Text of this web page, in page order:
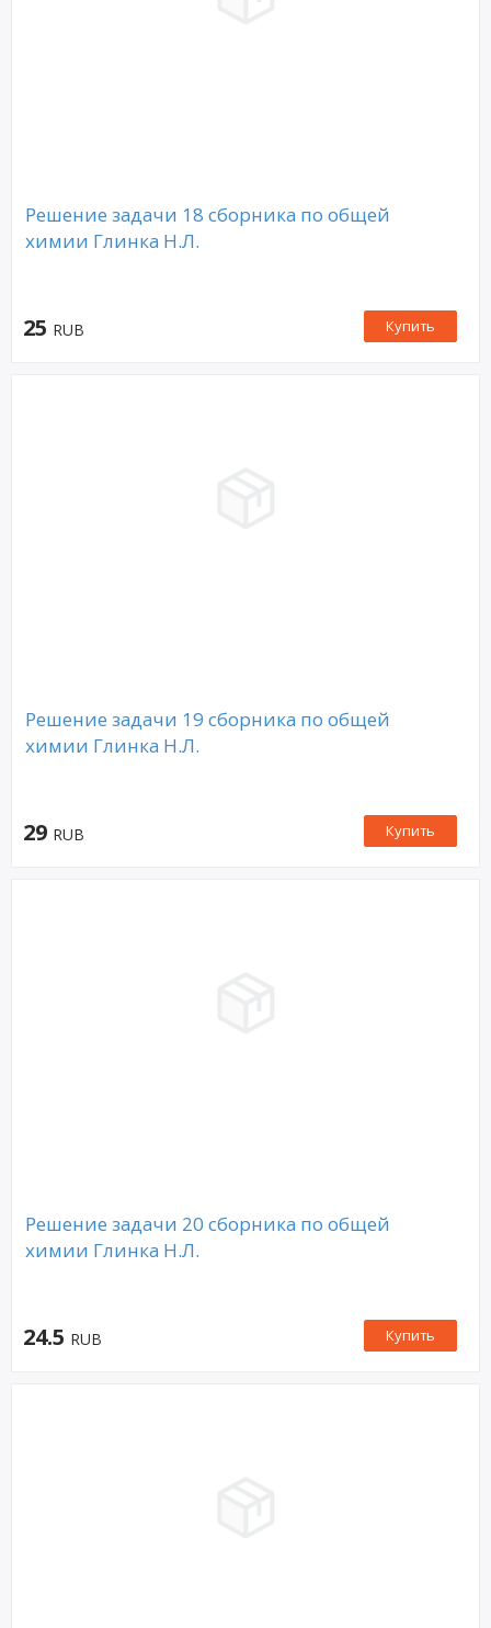
Решение задачи 18 сборника по общей
химии Глинка Н.Л.
25 RUB Купить
Решение задачи 19 сборника по общей
химии Глинка Н.Л.
29 RUB Купить
Решение задачи 20 сборника по общей
химии Глинка Н.Л.
24.5 RUB Купить